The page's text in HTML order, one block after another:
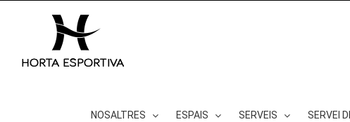
NOSALTRES ESPAIS SERVEIS SERVEI